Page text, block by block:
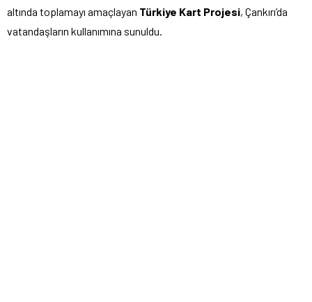
altında toplamayı amaçlayan Türkiye Kart Projesi, Çankırı’da
vatandaşların kullanımına sunuldu.